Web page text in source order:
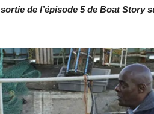
sortie de l’épisode 5 de Boat Story